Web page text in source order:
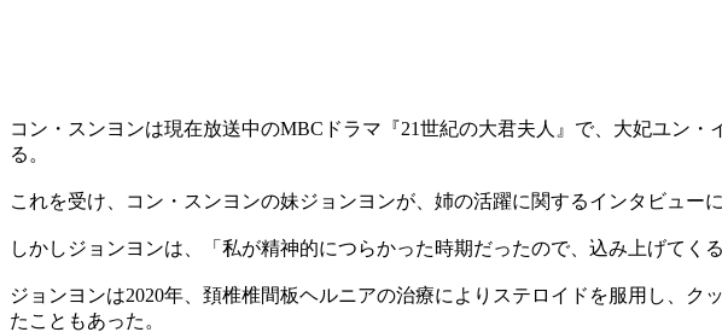
コン・スンヨンは現在放送中のMBCドラマ『21世紀の大君夫人』で、大妃ユン
る。
これを受け、コン・スンヨンの妹ジョンヨンが、姉の活躍に関するインタビュ
しかしジョンヨンは、「私が精神的につらかった時期だったので、込み上げてく
ジョンヨンは2020年、頚椎椎間板ヘルニアの治療によりステロイドを服用し、
たこともあった。